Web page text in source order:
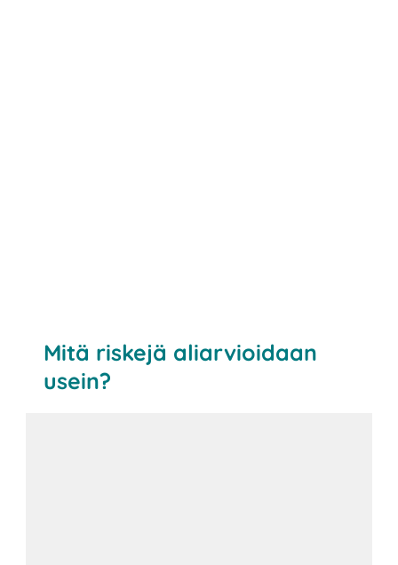
Mitä riskejä aliarvioidaan
usein?